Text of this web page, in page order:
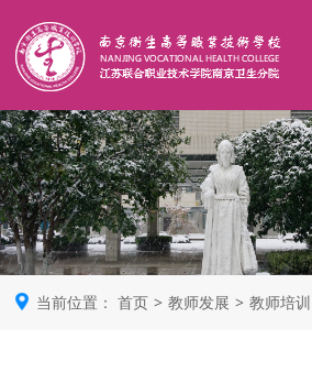
当前位置：首页 > 教师发展 > 教师培训